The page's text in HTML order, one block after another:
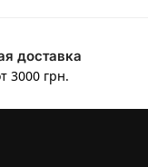
доставка
3000 грн.